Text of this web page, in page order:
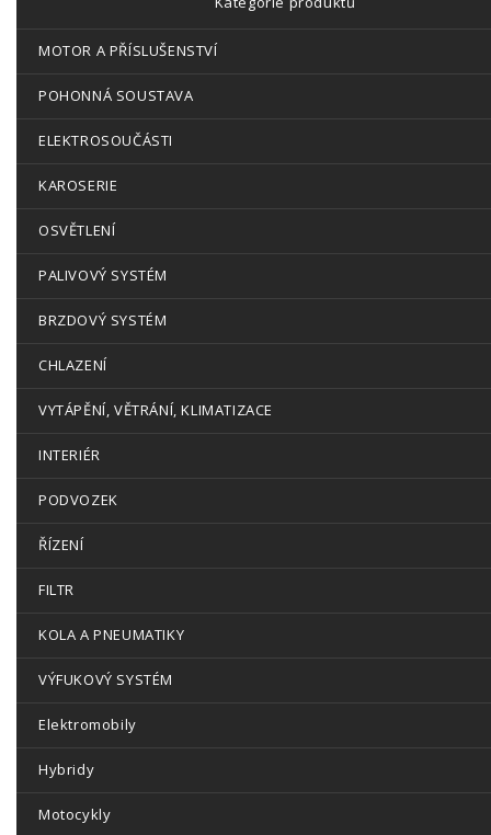
MOTOR A PŘÍSLUŠENSTVÍ
POHONNÁ SOUSTAVA
ELEKTROSOUČÁSTI
KAROSERIE
OSVĚTLENÍ
PALIVOVÝ SYSTÉM
BRZDOVÝ SYSTÉM
CHLAZENÍ
VYTÁPĚNÍ, VĚTRÁNÍ, KLIMATIZACE
INTERIÉR
PODVOZEK
ŘÍZENÍ
FILTR
KOLA A PNEUMATIKY
VÝFUKOVÝ SYSTÉM
Elektromobily
Hybridy
Motocykly